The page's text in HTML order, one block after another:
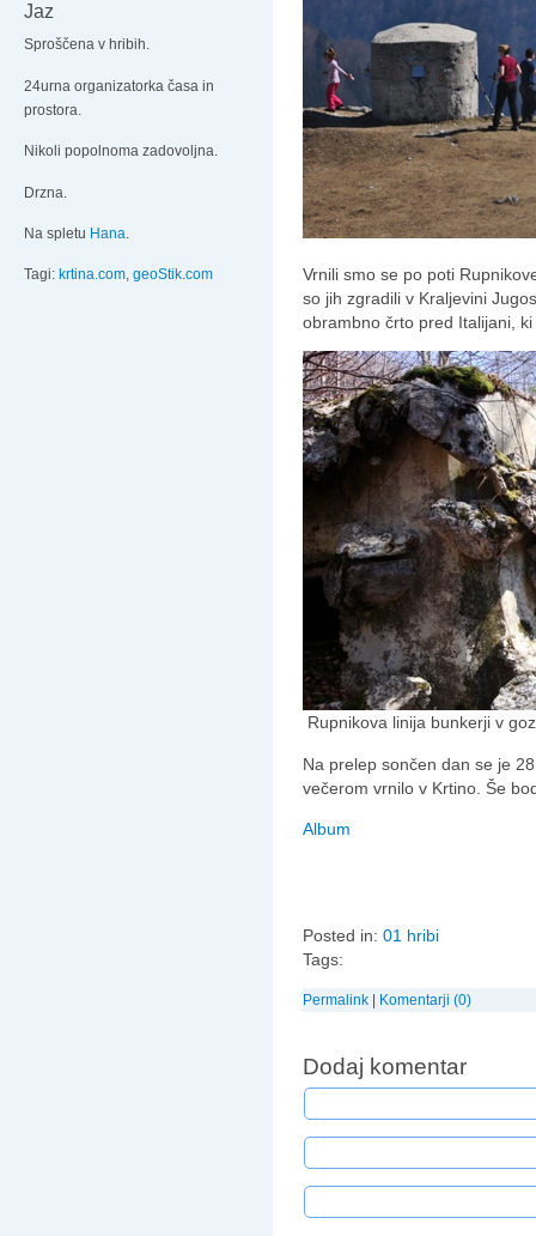
Jaz
Sproščena v hribih.
24urna organizatorka časa in
prostora.
Nikoli popolnoma zadovoljna.
Drzna.
Na spletu Hana.
Tagi: krtina.com, geoStik.com
Vrnili smo se po poti
so jih zgradili v Kraljevini
obrambno črto pred Italijani,
Rupnikova linija bunkerji v
Na prelep sončen dan se je
večerom vrnilo v Krtino. Še
Album
Posted in: 01 hribi
Tags:
Permalink Komentarji (0)
Dodaj komentar